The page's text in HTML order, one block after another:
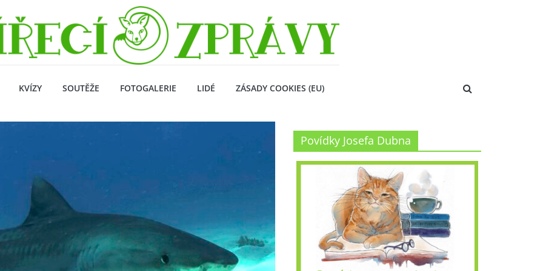
KVÍZY SOUTĚŽE FOTOGALERIE LIDÉ ZÁSADY COOKIES (EU)
Povídky Josefa Dubna